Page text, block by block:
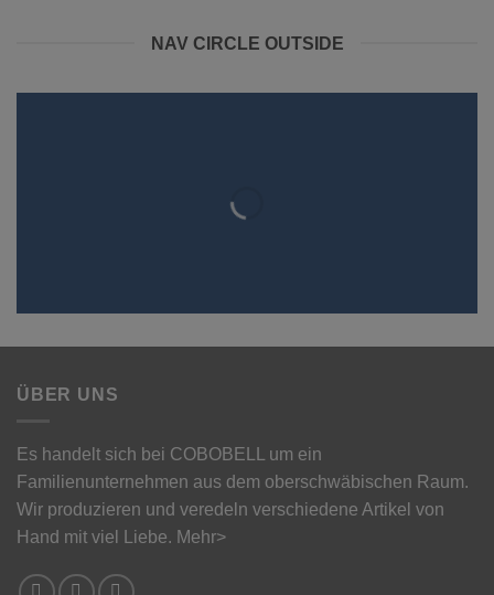
NAV CIRCLE OUTSIDE
ÜBER UNS
Es handelt sich bei COBOBELL um ein
Familienunternehmen aus dem oberschwäbischen Raum.
Wir produzieren und veredeln verschiedene Artikel von
Hand mit viel Liebe. Mehr>